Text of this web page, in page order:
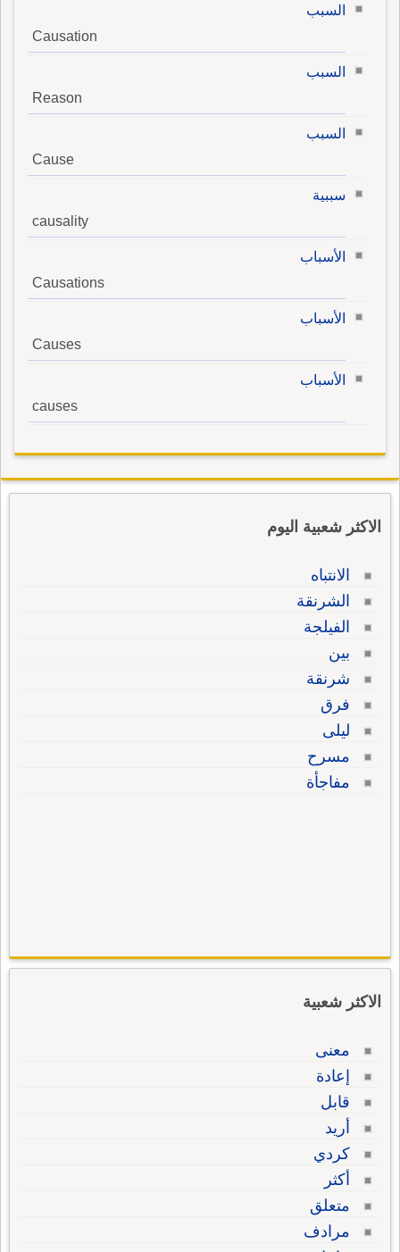
السبب
Causation
السبب
Reason
السبب
Cause
سببية
causality
الأسباب
Causations
الأسباب
Causes
الأسباب
causes
الاكثر شعبية اليوم
الانتباه
الشرنقة
الفيلجة
بين
شرنقة
فرق
ليلى
مسرح
مفاجأة
الاكثر شعبية
معنى
إعادة
قابل
أريد
كردي
أكثر
متعلق
مرادف